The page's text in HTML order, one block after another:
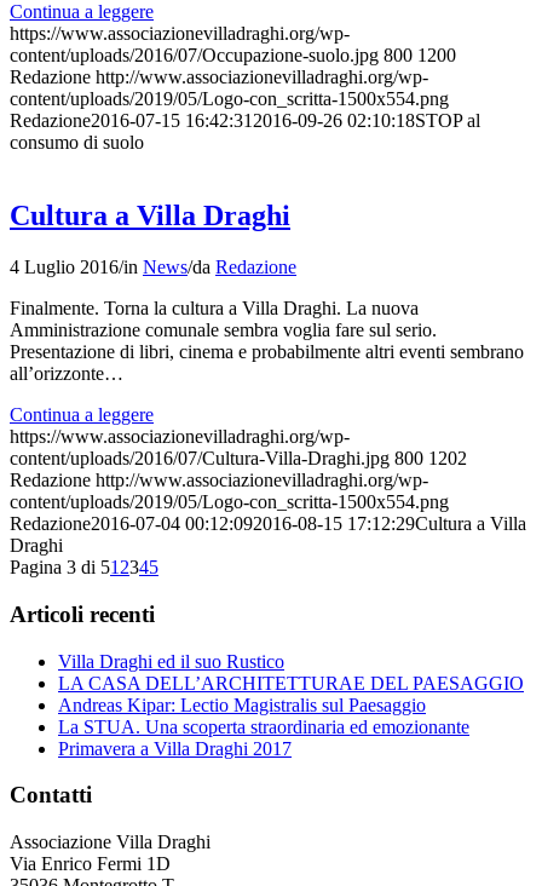
Continua a leggere
https://www.associazionevilladraghi.org/wp-
content/uploads/2016/07/Occupazione-suolo.jpg 800 1200
Redazione http://www.associazionevilladraghi.org/wp-
content/uploads/2019/05/Logo-con_scritta-1500x554.png
Redazione2016-07-15 16:42:31 2016-09-26 02:10:18STOP al
consumo di suolo
Cultura a Villa Draghi
4 Luglio 2016/in News/da Redazione
Finalmente. Torna la cultura a Villa Draghi. La nuova
Amministrazione comunale sembra voglia fare sul serio.
Presentazione di libri, cinema e probabilmente altri eventi sembrano
all’orizzonte…
Continua a leggere
https://www.associazionevilladraghi.org/wp-
content/uploads/2016/07/Cultura-Villa-Draghi.jpg 800 1202
Redazione http://www.associazionevilladraghi.org/wp-
content/uploads/2019/05/Logo-con_scritta-1500x554.png
Redazione2016-07-04 00:12:092016-08-15 17:12:29Cultura a Villa
Draghi
Pagina 3 di 51 2345
Articoli recenti
Villa Draghi ed il suo Rustico
LA CASA DELL’ARCHITETTURAE DEL PAESAGGIO
Andreas Kipar: Lectio Magistralis sul Paesaggio
La STUA. Una scoperta straordinaria ed emozionante
Primavera a Villa Draghi 2017
Contatti
Associazione Villa Draghi
Via Enrico Fermi 1D